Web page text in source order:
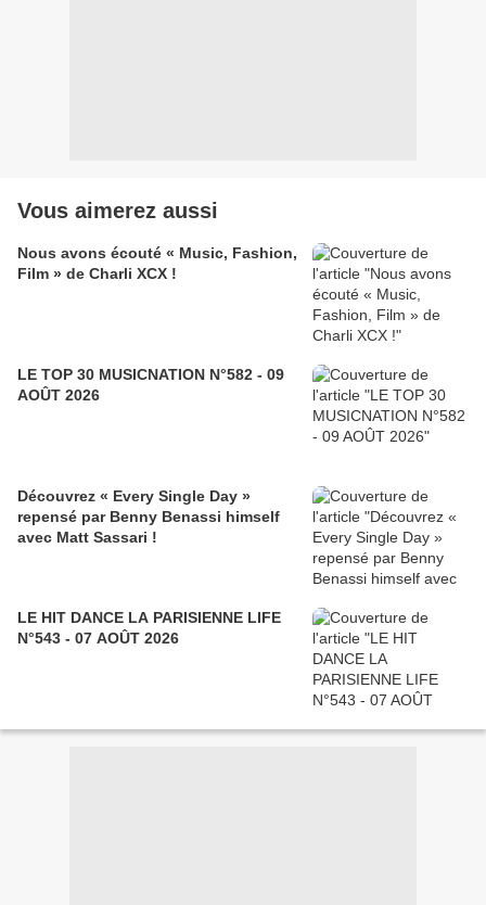
Vous aimerez aussi
Nous avons écouté « Music, Fashion,
Film » de Charli XCX !
LE TOP 30 MUSICNATION N°582 - 09
AOÛT 2026
Découvrez « Every Single Day »
repensé par Benny Benassi himself
avec Matt Sassari !
LE HIT DANCE LA PARISIENNE LIFE
N°543 - 07 AOÛT 2026